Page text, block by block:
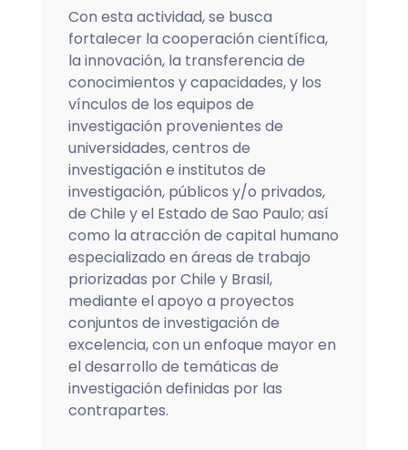
Con esta actividad, se busca
fortalecer la cooperación científica,
la innovación, la transferencia de
conocimientos y capacidades, y los
vínculos de los equipos de
investigación provenientes de
universidades, centros de
investigación e institutos de
investigación, públicos y/o privados,
de Chile y el Estado de Sao Paulo; así
como la atracción de capital humano
especializado en áreas de trabajo
priorizadas por Chile y Brasil,
mediante el apoyo a proyectos
conjuntos de investigación de
excelencia, con un enfoque mayor en
el desarrollo de temáticas de
investigación definidas por las
contrapartes.